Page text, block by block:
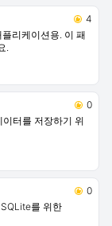
4
리케이션용. 이 패
.
0
터를 저장하기 위
0
를 위한